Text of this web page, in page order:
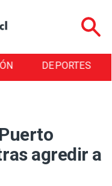
CULTURA
agredir a